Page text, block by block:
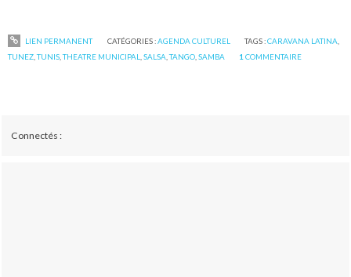
LIEN PERMANENT CATÉGORIES :AGENDA CULTUREL TAGS :CARAVANA LATINA
TUNEZ ,TUNIS ,THEATRE MUNICIPAL ,SALSA ,TANGO ,SAMBA 1 COMMENTAIRE
Connectés :